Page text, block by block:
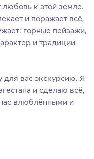
любовь к этой земле.
и поражает всё,
горные пейзажи,
и традиции
для вас экскурсию. Я
и сделаю всё,
влюблёнными и